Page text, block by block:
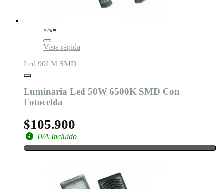
P7309
Vista rápida
Led 90LM SMD
Luminaria Led 50W 6500K SMD Con
Fotocelda
$105.900
IVA Incluido